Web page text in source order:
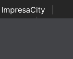
ImpresaCity
Awards | Italian